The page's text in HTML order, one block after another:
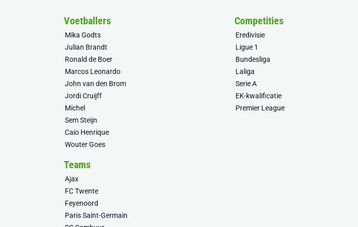
Voetballers
Mika Godts
Julian Brandt
Ronald de Boer
Marcos Leonardo
John van den Brom
Jordi Cruijff
Míchel
Sem Steijn
Caio Henrique
Wouter Goes
Competities
Eredivisie
Ligue 1
Bundesliga
Laliga
Serie A
EK-kwalificatie
Premier League
Teams
Ajax
FC Twente
Feyenoord
Paris Saint-Germain